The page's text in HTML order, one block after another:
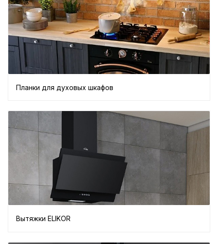
Планки для духовых шкафов
Вытяжки ELIKOR